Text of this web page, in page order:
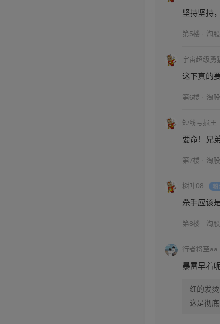
坚持坚持
第5楼 · 淘
宇宙超级勇
这下真的
第6楼 · 淘
短线亏损王
要命！兄
第7楼 · 淘
树叶08
杀手应该
第8楼 · 淘
行者将至aa
暴雷早着
红的发烫
这是彻